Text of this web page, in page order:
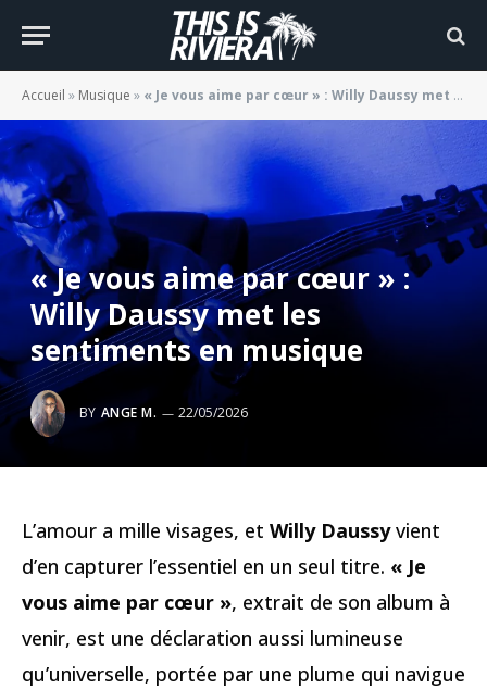
Accueil » Musique » « Je vous aime par cœur » : Willy Daussy met les sentiments en musique
« Je vous aime par cœur » :
Willy Daussy met les
sentiments en musique
BY ANGE M. 22/05/2026
L’amour a mille visages, et Willy Daussyvient
d’en capturer l’essentiel en un seul titre. « Je
vous aime par cœur », extrait de son album à
venir, est une déclaration aussi lumineuse
qu’universelle, portée par une plume qui navigue